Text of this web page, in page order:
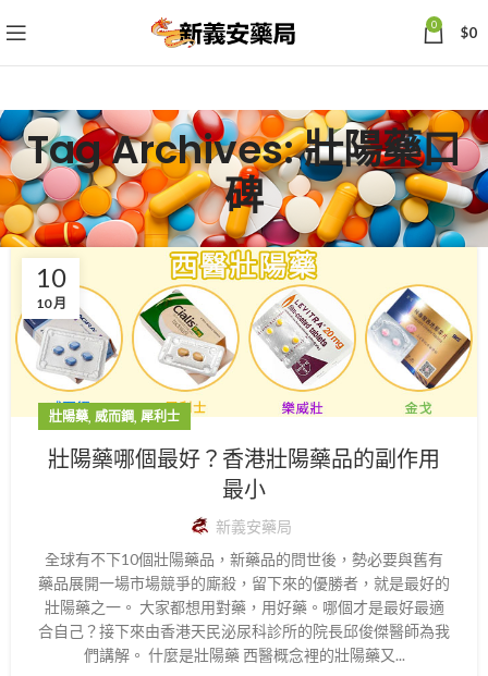
0 $0
Tag Archives: 壯陽藥口
碑
10
10 月
壯陽藥, 威而鋼, 犀利士
壯陽藥哪個最好？香港壯陽藥品的副作用
最小
新義安藥局
全球有不下10個壯陽藥品，新藥品的問世後，勢必要與舊有
藥品展開一場市場競爭的廝殺，留下來的優勝者，就是最好的
壯陽藥之一。 大家都想用對藥，用好藥。哪個才是最好最適
合自己？接下來由香港天民泌尿科診所的院長邱俊傑醫師為我
們講解。 什麼是壯陽藥 西醫概念裡的壯陽藥又...